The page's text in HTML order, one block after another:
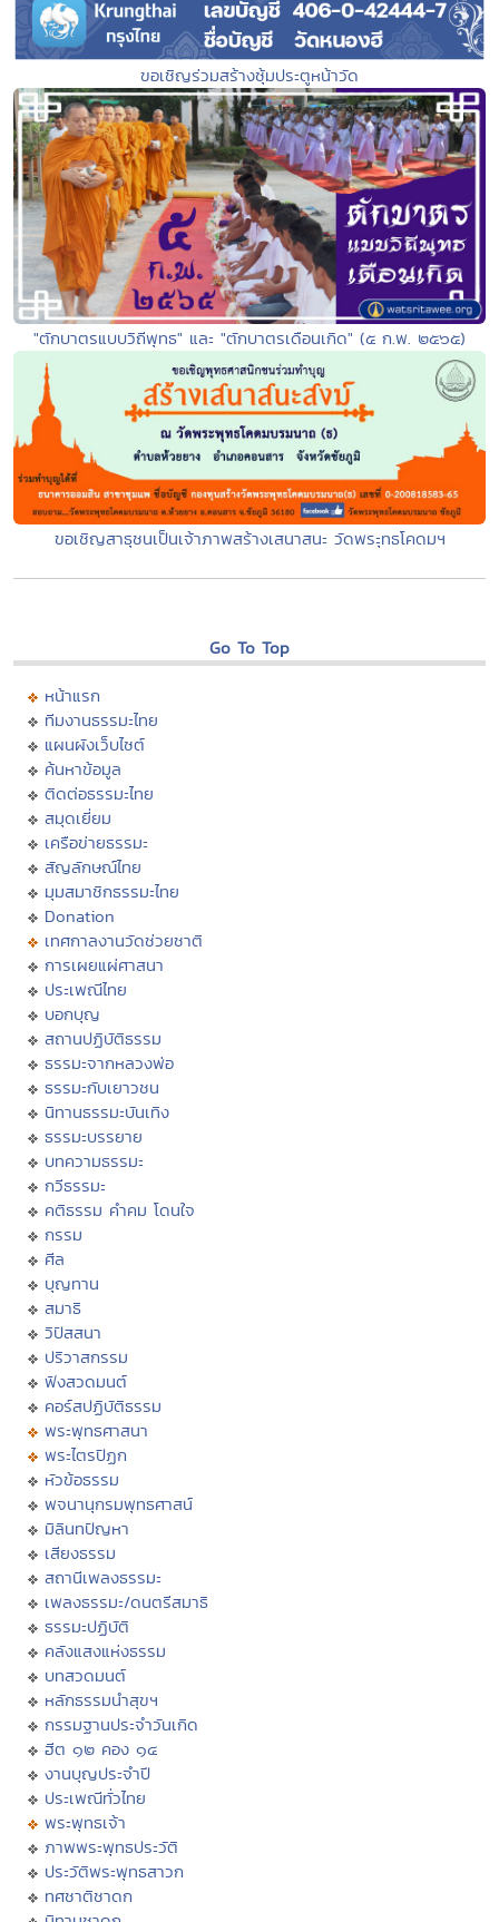
ขอเชิญร่วมสร้างซุ้มประตูหน้าวัด
"ตักบาตรแบบวิถีพุทธ" และ "ตักบาตรเดือนเกิด" (๕ ก.พ. ๒๕๖๕)
ขอเชิญสาธุชนเป็นเจ้าภาพสร้างเสนาสนะ วัดพระุทธโคดมฯ
Go To Top
หน้าแรก
ทีมงานธรรมะไทย
แผนผังเว็บไซต์
ค้นหาข้อมูล
ติดต่อธรรมะไทย
สมุดเยี่ยม
เครือข่ายธรรมะ
สัญลักษณ์ไทย
มุมสมาชิกธรรมะไทย
Donation
เทศกาลงานวัดช่วยชาติ
การเผยแผ่ศาสนา
ประเพณีไทย
บอกบุญ
สถานปฏิบัติธรรม
ธรรมะจากหลวงพ่อ
ธรรมะกับเยาวชน
นิทานธรรมะบันเทิง
ธรรมะบรรยาย
บทความธรรมะ
กวีธรรมะ
คติธรรม คำคม โดนใจ
กรรม
ศีล
บุญทาน
สมาธิ
วิปัสสนา
ปริวาสกรรม
ฟังสวดมนต์
คอร์สปฏิบัติธรรม
พระพุทธศาสนา
พระไตรปิฏก
หัวข้อธรรม
พจนานุกรมพุทธศาสน์
มิลินทปัญหา
เสียงธรรม
สถานีเพลงธรรมะ
เพลงธรรมะ/ดนตรีสมาธิ
ธรรมะปฏิบัติ
คลังแสงแห่งธรรม
บทสวดมนต์
หลักธรรมนำสุขฯ
กรรมฐานประจำวันเกิด
ฮีต ๑๒ คอง ๑๔
งานบุญประจำปี
ประเพณีทั่วไทย
พระพุทธเจ้า
ภาพพระพุทธประวัติ
ประวัติพระพุทธสาวก
ทศชาติชาดก